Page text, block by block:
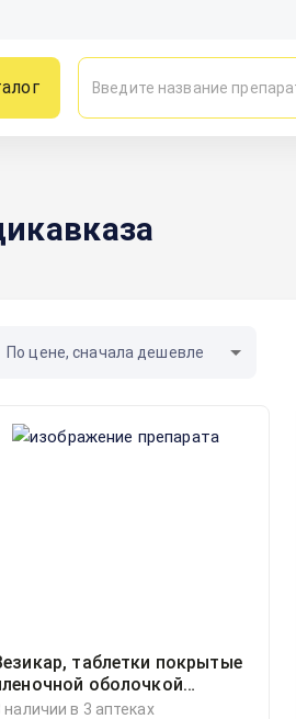
По цене, сначала дешевле
таблетки покрытые
оболочкой
блистер, 30
наличии в 3 аптеках